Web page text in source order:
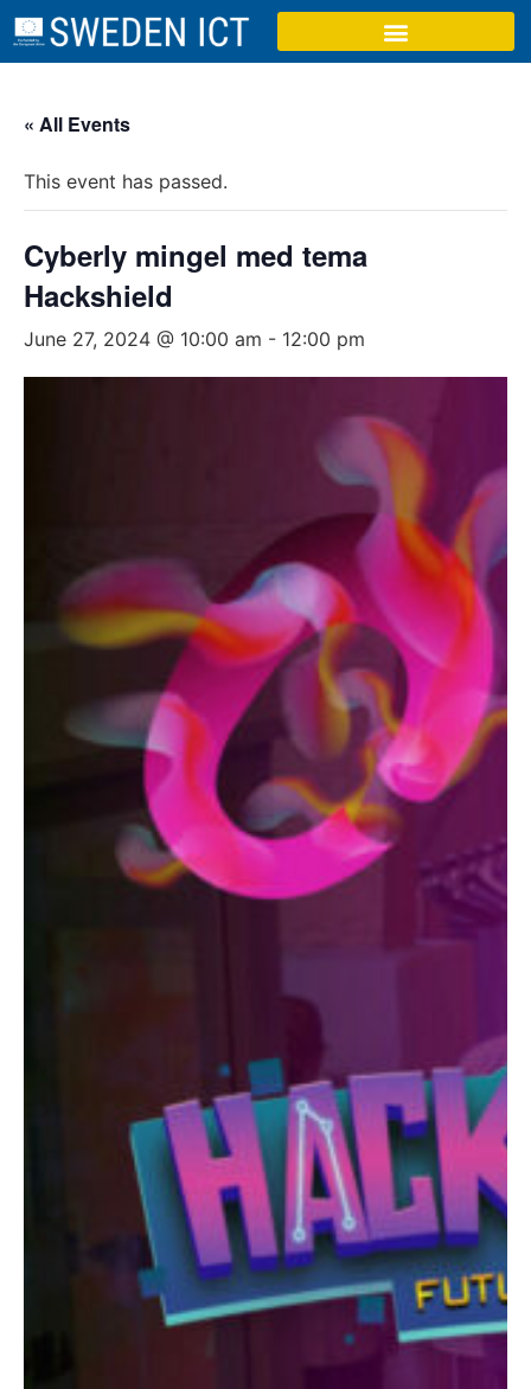
« All Events
This event has passed.
Cyberly mingel med tema
Hackshield
June 27, 2024 @ 10:00 am - 12:00 pm